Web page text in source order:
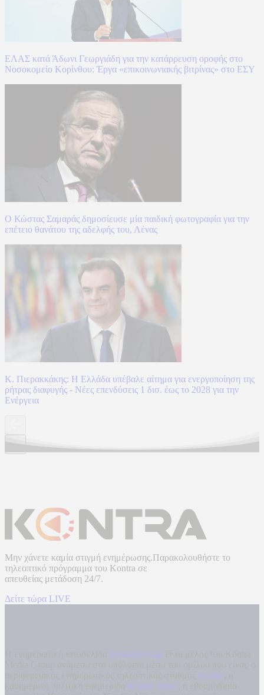
ΕΛΑΣ κατά Άδωνι Γεωργιάδη για την κατάρρευση οροφής στο
Νοσοκομείο Κορίνθου: Έργα «επικοινωνιακής βιτρίνας» στο ΕΣΥ
Ο Κώστας Σαμαράς δημοσίευσε μία παιδική φωτογραφία για την
επέτειο θανάτου της αδελφής του, Λένας
Κ. Πιερακκάκης: Η Ελλάδα υπέβαλε αίτημα για ενεργοποίηση της
ρήτρας διαφυγής - Νέες επενδύσεις 1 δισ. έως το 2028 για την
Ενέργεια
Μην χάνετε καμία στιγμή ενημέρωσης.Παρακολουθήστε το
τηλεοπτικό πρόγραμμα του Kontra σε
απευθείας μετάδοση 24/7.
Δείτε τώρα LIVE
kontranews.gr
Kontra
Kontra News